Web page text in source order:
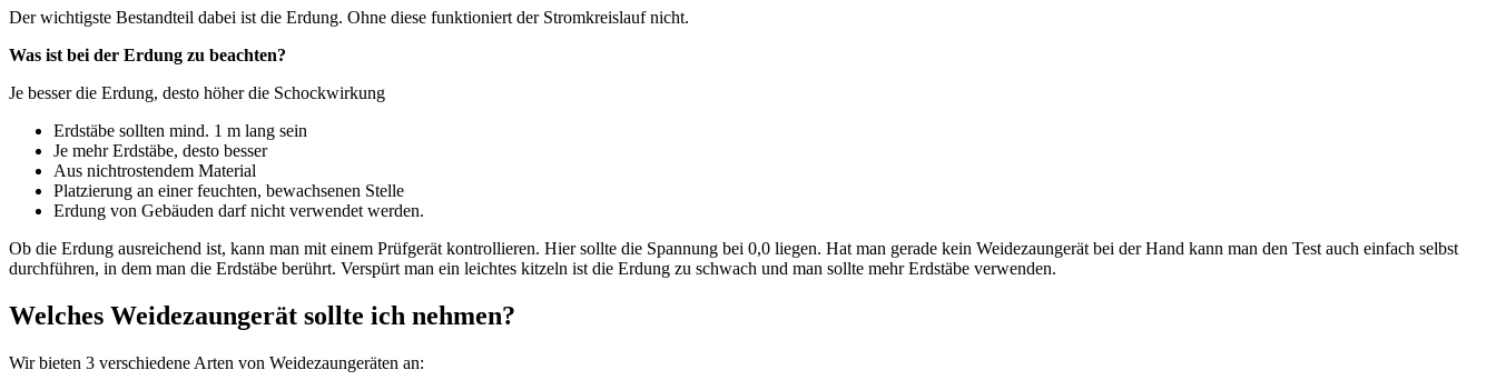
Der wichtigste Bestandteil dabei ist die Erdung. Ohne diese funktioniert der Stromkreislauf nicht.
Was ist bei der Erdung zu beachten?
Je besser die Erdung, desto höher die Schockwirkung
Erdstäbe sollten mind. 1 m lang sein
Je mehr Erdstäbe, desto besser
Aus nichtrostendem Material
Platzierung an einer feuchten, bewachsenen Stelle
Erdung von Gebäuden darf nicht verwendet werden.
Ob die Erdung ausreichend ist, kann man mit einem Prüfgerät kontrollieren. Hier sollte die Spannung bei 0,0 liegen. Hat man gerade kein Weidezaungerät bei der Hand kann man den Test auch einfach selbst
durchführen, in dem man die Erdstäbe berührt. Verspürt man ein leichtes kitzeln ist die Erdung zu schwach und man sollte mehr Erdstäbe verwenden.
Welches Weidezaungerät sollte ich nehmen?
Wir bieten 3 verschiedene Arten von Weidezaungeräten an: